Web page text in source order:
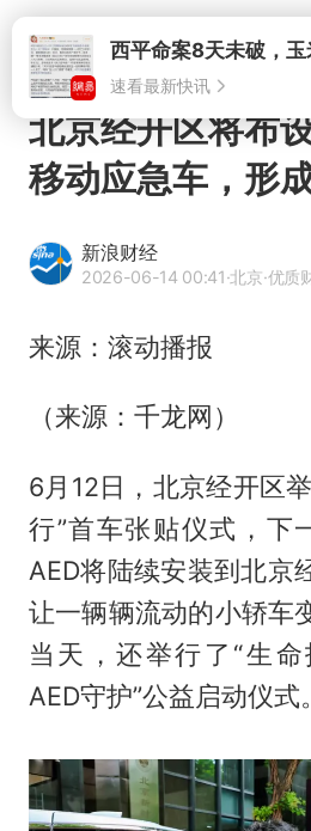
速看最新快讯
北京经开区将布
移动应急车，形
新浪财经
2026-06-14 00:41·北京·优质
来源：滚动播报
（来源：千龙网）
6月12日，北京经开区
行”首车张贴仪式，下
AED将陆续安装到北京
让一辆辆流动的小轿车
当天，还举行了“生
AED守护”公益启动仪式。